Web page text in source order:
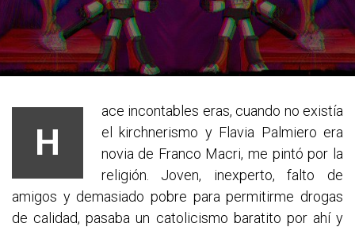
H
ace incontables eras, cuando no existía
el kirchnerismo y Flavia Palmiero era
novia de Franco Macri, me pintó por la
religión. Joven, inexperto, falto de
amigos y demasiado pobre para permitirme drogas
de calidad, pasaba un catolicismo baratito por ahí y